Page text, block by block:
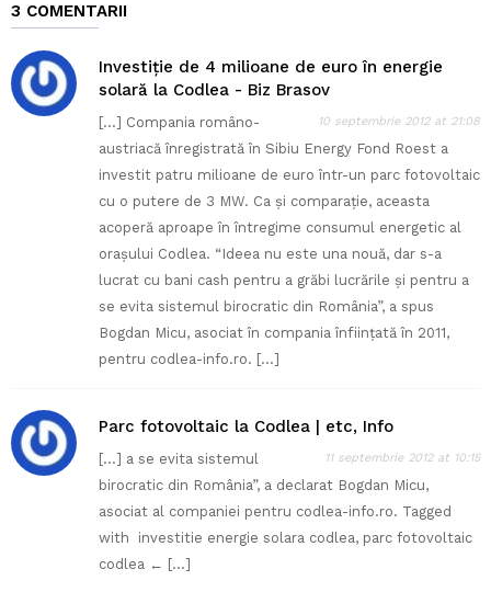
3 COMENTARII
Investiţie de 4 milioane de euro în energie
solară la Codlea - Biz Brasov
10 septembrie 2012 at 21:08
[…] Compania româno-
austriacă înregistrată în Sibiu Energy Fond Roest a
investit patru milioane de euro într-un parc fotovoltaic
cu o putere de 3 MW. Ca şi comparaţie, aceasta
acoperă aproape în întregime consumul energetic al
oraşului Codlea. “Ideea nu este una nouă, dar s-a
lucrat cu bani cash pentru a grăbi lucrările și pentru a
se evita sistemul birocratic din România”, a spus
Bogdan Micu, asociat în compania înfiinţată în 2011,
pentru codlea-info.ro. […]
Parc fotovoltaic la Codlea | etc, Info
11 septembrie 2012 at 10:15
[…] a se evita sistemul
birocratic din România”, a declarat Bogdan Micu,
asociat al companiei pentru codlea-info.ro. Tagged
with investitie energie solara codlea, parc fotovoltaic
codlea ← […]